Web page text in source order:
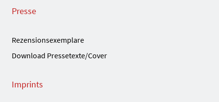
Presse
Rezensionsexemplare
Download Pressetexte/Cover
Imprints